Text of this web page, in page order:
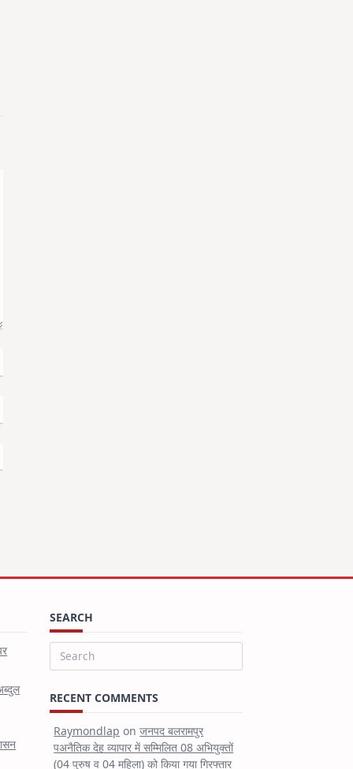
SEARCH
Search
RECENT COMMENTS
Raymondlap onजनपद बलरामपुर
पअनैतिक देह व्यापार में सम्मिलित 08 अभियुक्तों
(04 पुरुष व 04 महिला) को किया गया गिरफ्तार